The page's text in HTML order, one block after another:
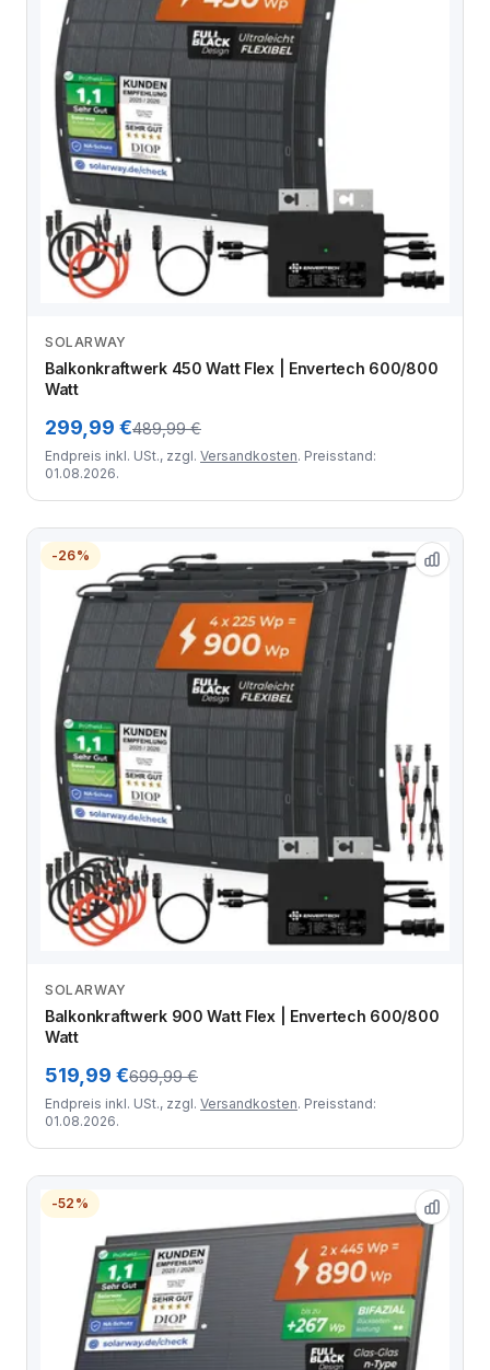
SOLARWAY
Balkonkraftwerk 450 Watt Flex | Envertech 600/800
Watt
299,99 €489,99 €
Endpreis inkl. USt., zzgl. Versandkosten. Preisstand:
01.08.2026.
-26%
SOLARWAY
Balkonkraftwerk 900 Watt Flex | Envertech 600/800
Watt
519,99 €699,99 €
Endpreis inkl. USt., zzgl. Versandkosten. Preisstand:
01.08.2026.
-52%